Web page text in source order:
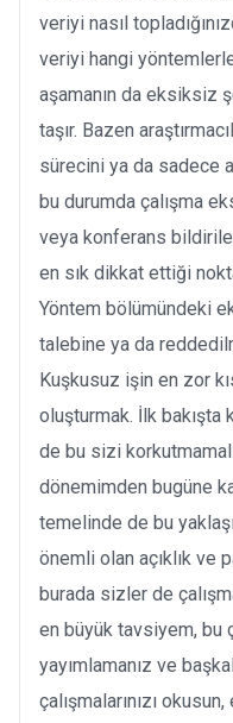
veriyi nasıl
veriyi hangi
aşamanın da eksiksiz
taşır. Bazen
sürecini ya da sadece
bu durumda çalışma
veya konferans
en sık dikkat ettiği
Yöntem bölümündeki
talebine ya da
Kuşkusuz işin en zor
oluşturmak. İlk bakışta
de bu sizi
dönemimden bugüne
temelinde de bu
önemli olan açıklık ve
burada sizler de
en büyük tavsiyem, bu
yayımlamanız ve
çalışmalarınızı